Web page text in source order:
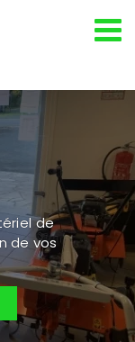
de
de vos